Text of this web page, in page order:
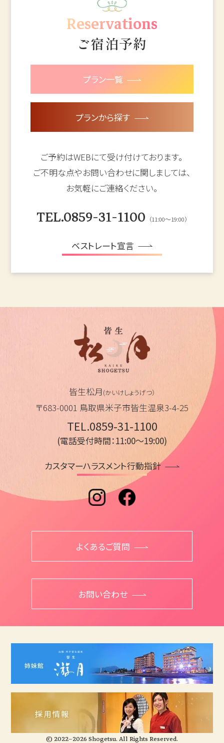
Reservations
ご宿泊予約
プラン一覧
プランから探す
ご予約はWEBにて受け付けております。
ご不明な点やお問い合わせに関しましては、
お気軽にご連絡ください。
TEL.0859-31-1100 （11:00～19:00）
ベストレート宣言
皆生松月(かいけしょうげつ）
〒683-0001 鳥取県米子市皆生温泉3-4-25
TEL.0859-31-1100
(電話受付時間：11:00～19:00)
カスタマーハラスメント行動指針
よくあるご質問
お問い合わせ
© 2022–2026 Shogetsu. All Rights Reserved.